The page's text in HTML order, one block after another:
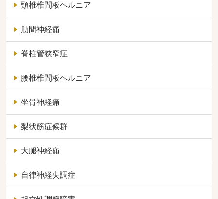
頸椎椎間板ヘルニア
肋間神経痛
脊柱管狭窄症
腰椎椎間板ヘルニア
坐骨神経痛
梨状筋症候群
大腿神経痛
自律神経失調症